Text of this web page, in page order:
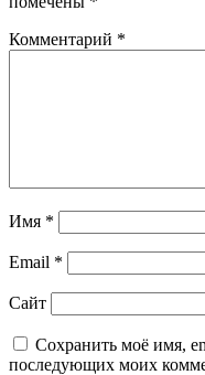
Комментарий *
Имя *
Email *
Сайт
Сохранить моё имя,
последующих моих